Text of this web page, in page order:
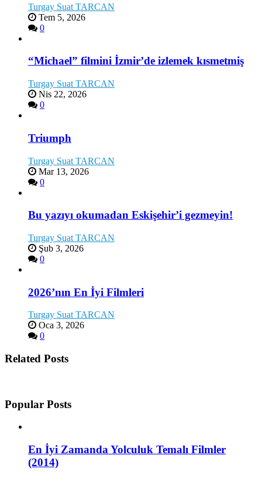
Turgay Suat TARCAN
Tem 5, 2026
0
“Michael” filmini İzmir’de izlemek kısmetmiş
Turgay Suat TARCAN
Nis 22, 2026
0
Triumph
Turgay Suat TARCAN
Mar 13, 2026
0
Bu yazıyı okumadan Eskişehir’i gezmeyin!
Turgay Suat TARCAN
Şub 3, 2026
0
2026’nın En İyi Filmleri
Turgay Suat TARCAN
Oca 3, 2026
0
Related Posts
Popular Posts
En İyi Zamanda Yolculuk Temalı Filmler
(2014)